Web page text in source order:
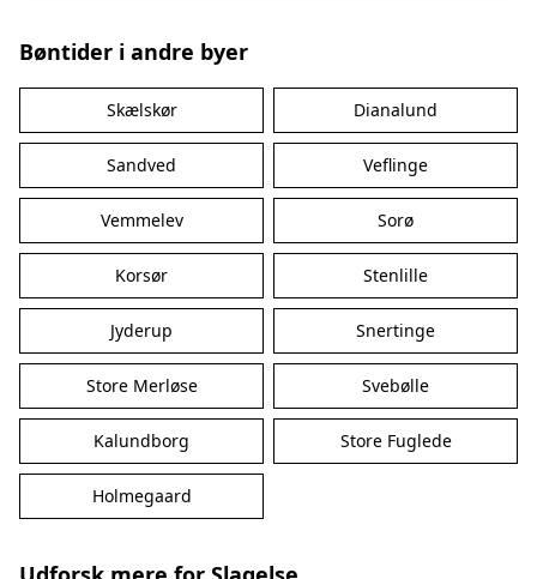
Bøntider i andre byer
Skælskør Dianalund
Sandved Veflinge
Vemmelev Sorø
Korsør Stenlille
Jyderup Snertinge
Store Merløse Svebølle
Kalundborg Store Fuglede
Holmegaard